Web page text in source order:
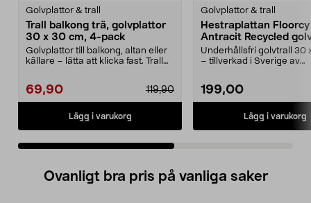
Golvplattor & trall
Trall balkong trä, golvplattor
30 x 30 cm, 4-pack
Golvplattor till balkong, altan eller
källare – lätta att klicka fast. Trall
69,90 119,90
Lägg i varukorg
Golvplattor & trall
Hestraplattan Floorcy
Antracit Recycled
11-pack
Underhållsfri golvtrall 30
– tillverkad i Sverige av
199,00
Lägg i varukorg
Ovanligt bra pris på vanliga saker